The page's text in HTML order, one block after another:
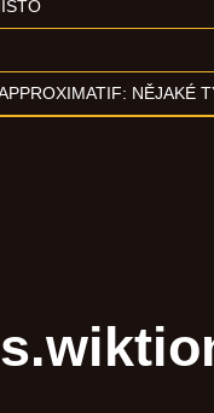
NĚJAKÉ